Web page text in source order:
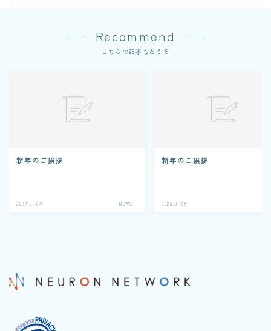
Recommend
こちらの記事もどうぞ
新年のご挨拶
2022.01.04 NEWS
新年のご挨拶
2023.01.05